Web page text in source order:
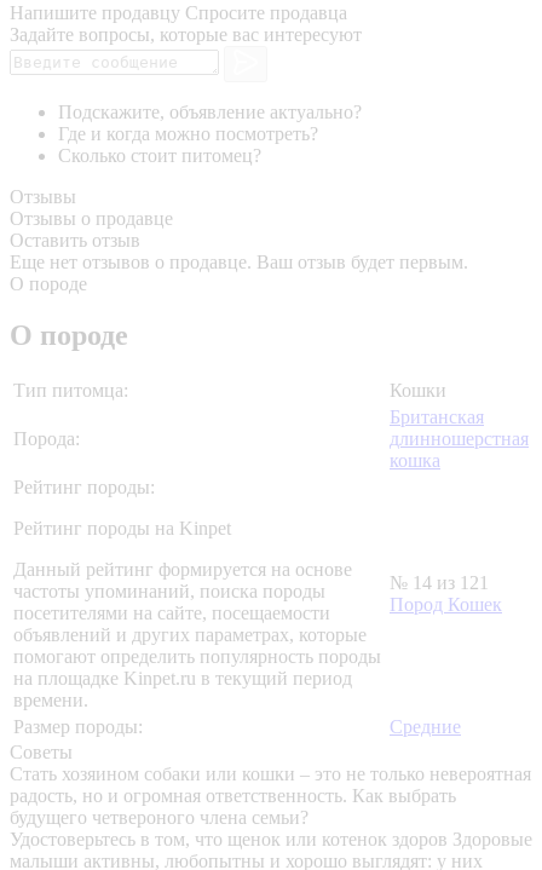
Напишите продавцу Спросите продавца
Задайте вопросы, которые вас интересуют
Подскажите, объявление актуально?
Где и когда можно посмотреть?
Сколько стоит питомец?
Отзывы
Отзывы о продавце
Оставить отзыв
Еще нет отзывов о продавце. Ваш отзыв будет первым.
О породе
О породе
Тип питомца: Кошки
Порода:
Британская
длинношерстная
кошка
Рейтинг породы:
Рейтинг породы на Kinpet
Данный рейтинг формируется на основе
частоты упоминаний, поиска породы
посетителями на сайте, посещаемости
объявлений и других параметрах, которые
помогают определить популярность породы
на площадке Kinpet.ru в текущий период
времени.
№ 14 из 121
Пород Кошек
Размер породы:
Средние
Советы
Стать хозяином собаки или кошки – это не только невероятная
радость, но и огромная ответственность. Как выбрать
будущего четвероного члена семьи?
Удостоверьтесь в том, что щенок или котенок здоров Здоровые
малыши активны, любопытны и хорошо выглядят: у них